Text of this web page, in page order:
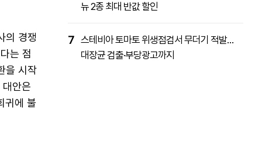
의 경쟁
는 점
을 시작
안은
귀에 불
뉴 2종 최대 반값 할인
7 스테비아 토마토 위생점검서 무더기 적발…
대장균 검출·부당광고까지